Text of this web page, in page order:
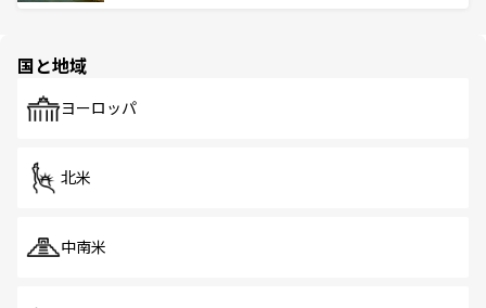
で、ホーカーズは地元の風情を楽しめる外せないスポット
国と地域
ヨーロッパ
北米
中南米